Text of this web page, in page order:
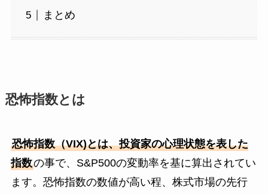
まとめ
恐怖指数とは
恐怖指数（VIX)とは、投資家の心理状態を表した
指数の事で、S&P500の変動率を基に算出されてい
ます。恐怖指数の数値が高い程、株式市場の先行